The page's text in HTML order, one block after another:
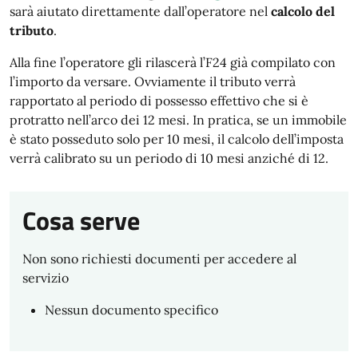
sarà aiutato direttamente dall’operatore nel calcolo del
tributo.
Alla fine l’operatore gli rilascerà l’F24 già compilato con
l’importo da versare. Ovviamente il tributo verrà
rapportato al periodo di possesso effettivo che si è
protratto nell’arco dei 12 mesi. In pratica, se un immobile
è stato posseduto solo per 10 mesi, il calcolo dell’imposta
verrà calibrato su un periodo di 10 mesi anziché di 12.
Cosa serve
Non sono richiesti documenti per accedere al
servizio
Nessun documento specifico